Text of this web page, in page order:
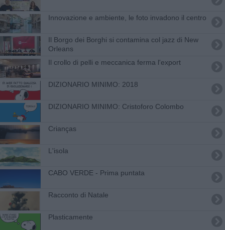
Innovazione e ambiente, le foto invadono il centro
Il Borgo dei Borghi si contamina col jazz di New
Orleans
Il crollo di pelli e meccanica ferma l'export
DIZIONARIO MINIMO: 2018
DIZIONARIO MINIMO: Cristoforo Colombo
Crianças
L'isola
CABO VERDE - Prima puntata
Racconto di Natale
​Plasticamente